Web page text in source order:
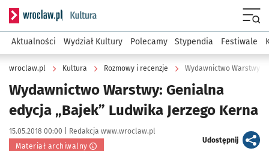
Serwis informacyjny wroclaw.pl podserwis: Kultura
Aktualności Wydział Kultury Polecamy Stypendia Festiwale
wroclaw.pl Kultura Rozmowy i recenzje Wydawnictwo Warstwy:
Wydawnictwo Warstwy: Genialna
edycja „Bajek” Ludwika Jerzego Kerna
Data publikacji:
15.05.2018 00:00 | Autor:
Redakcja www.wroclaw.pl
Materiał archiwalny
Udostępnijartykuł